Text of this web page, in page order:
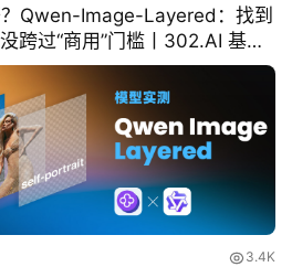
Qwen-Image-Layered：找到
跨过“商用”门槛丨302.AI 基准
3.4K